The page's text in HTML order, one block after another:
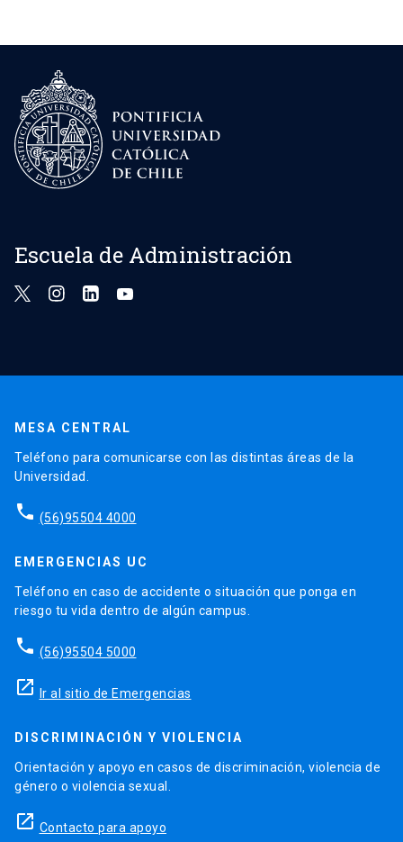
Escuela de Administración
MESA CENTRAL
Teléfono para comunicarse con las distintas áreas de la
Universidad.
phone (56)95504 4000
EMERGENCIAS UC
Teléfono en caso de accidente o situación que ponga en
riesgo tu vida dentro de algún campus.
phone (56)95504 5000
launch Ir al sitio de Emergencias
DISCRIMINACIÓN Y VIOLENCIA
Orientación y apoyo en casos de discriminación, violencia de
género o violencia sexual.
launch Contacto para apoyo